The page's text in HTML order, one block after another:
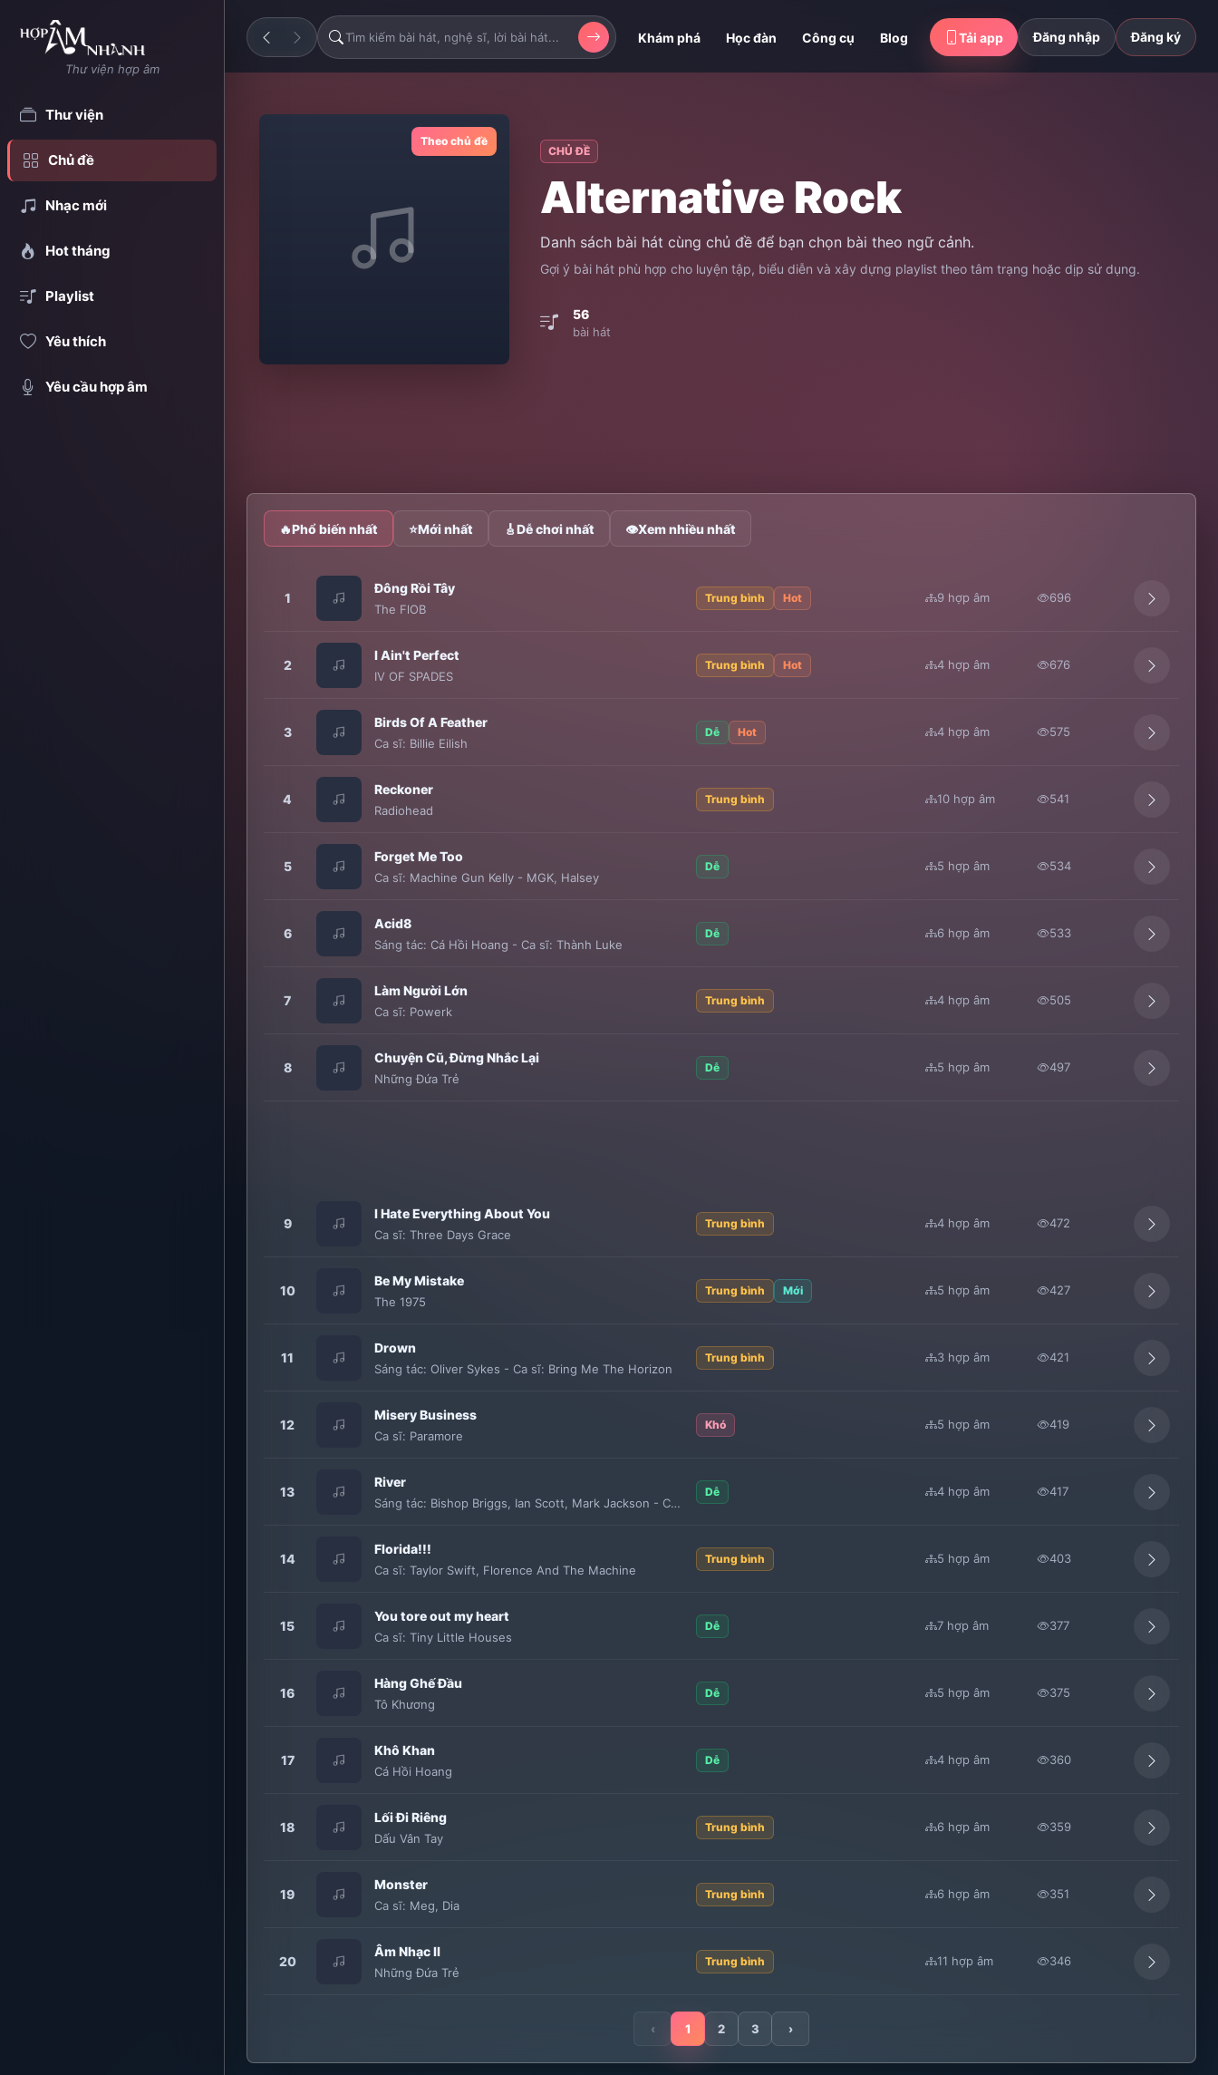
Thư viện hợp âm
Thư viện
Chủ đề
Nhạc mới
Hot tháng
Playlist
Yêu thích
Yêu cầu hợp âm
Khám phá Học đàn Công cụ Blog Tải app Đăng nhập Đăng ký
Theo chủ đề
CHỦ ĐỀ
Alternative Rock
Danh sách bài hát cùng chủ đề để bạn chọn bài theo ngữ cảnh.
Gợi ý bài hát phù hợp cho luyện tập, biểu diễn và xây dựng playlist theo tâm trạng hoặc dịp sử dụng.
56
bài hát
🔥Phổ biến nhất ⭐Mới nhất 🎸Dễ chơi nhất 👁Xem nhiều nhất
1
Đông Rồi Tây
The FlOB
Trung bình Hot 9 hợp âm 696
2
I Ain't Perfect
IV OF SPADES
Trung bình Hot 4 hợp âm 676
3
Birds Of A Feather
Ca sĩ: Billie Eilish
Dễ Hot 4 hợp âm 575
4
Reckoner
Radiohead
Trung bình 10 hợp âm 541
5
Forget Me Too
Ca sĩ: Machine Gun Kelly - MGK Halsey
Dễ 5 hợp âm 534
6
Acid8
Sáng tác: Cá Hồi Hoang - Ca sĩ: Thành Luke
Dễ 6 hợp âm 533
7
Làm Người Lớn
Ca sĩ: Powerk
Trung bình 4 hợp âm 505
8
Chuyện Cũ, Đừng Nhắc Lại
Những Đứa Trẻ
Dễ 5 hợp âm 497
9
I Hate Everything About You
Ca sĩ: Three Days Grace
Trung bình 4 hợp âm 472
10
Be My Mistake
The 1975
Trung bình Mới 5 hợp âm 427
11
Drown
Sáng tác: Oliver Sykes - Ca sĩ: Bring Me The Horizon
Trung bình 3 hợp âm 421
12
Misery Business
Ca sĩ: Paramore
Khó 5 hợp âm 419
13
River
Sáng tác: Bishop Briggs Ian Scott Mark Jackson - Ca sĩ: Bishop Briggs
Dễ 4 hợp âm 417
14
Florida!!!
Ca sĩ: Taylor Swift Florence And The Machine
Trung bình 5 hợp âm 403
15
You tore out my heart
Ca sĩ: Tiny Little Houses
Dễ 7 hợp âm 377
16
Hàng Ghế Đầu
Tô Khương
Dễ 5 hợp âm 375
17
Khô Khan
Cá Hồi Hoang
Dễ 4 hợp âm 360
18
Lối Đi Riêng
Dấu Vân Tay
Trung bình 6 hợp âm 359
19
Monster
Ca sĩ: Meg Dia
Trung bình 6 hợp âm 351
20
Âm Nhạc II
Những Đứa Trẻ
Trung bình 11 hợp âm 346
‹ 1 2 3 ›